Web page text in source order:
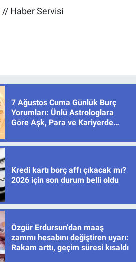
// Haber Servisi
7 Ağustos Cuma Günlük Burç
Yorumları: Ünlü Astrologlara
Göre Aşk, Para ve Kariyerde
Kredi kartı borç affı çıkacak mı?
2026 için son durum belli oldu
Özgür Erdursun’dan maaş
zammı hesabını değiştiren uyarı:
Rakam arttı, geçim süresi kısaldı